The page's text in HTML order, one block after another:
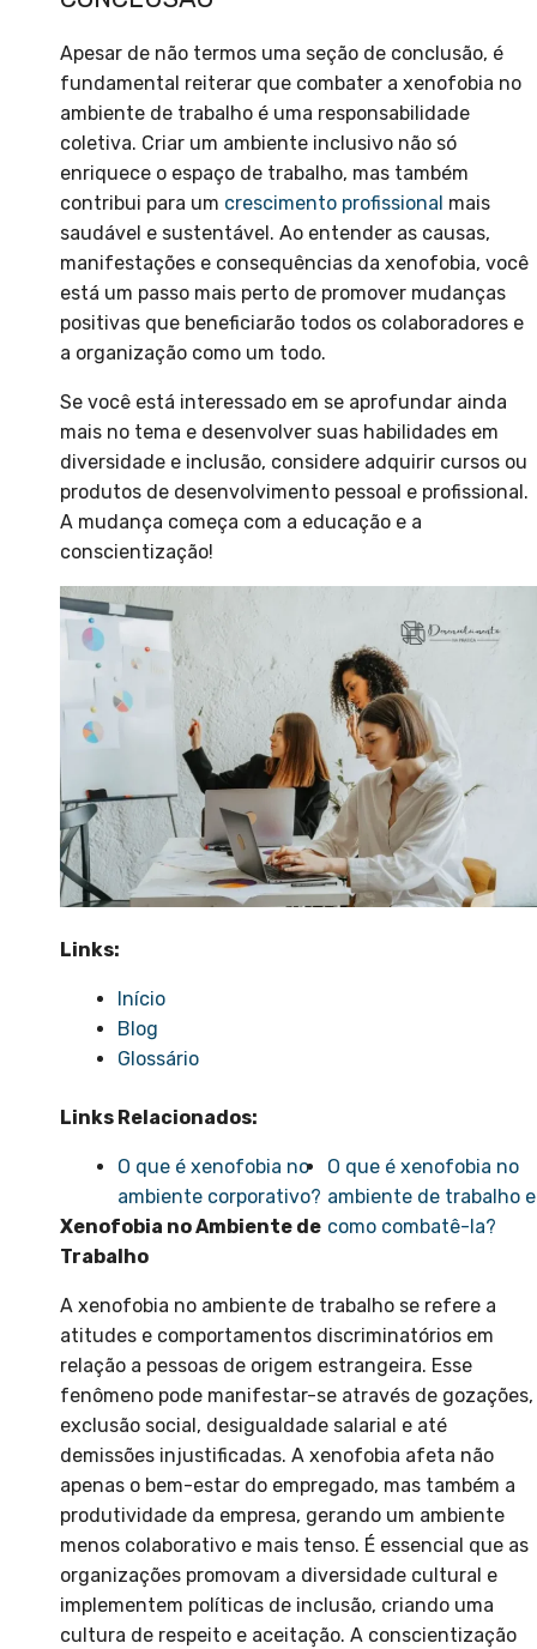
Apesar de não termos uma seção de conclusão, é
fundamental reiterar que combater a xenofobia no
ambiente de trabalho é uma responsabilidade
coletiva. Criar um ambiente inclusivo não só
enriquece o espaço de trabalho, mas também
contribui para um crescimento profissional mais
saudável e sustentável. Ao entender as causas,
manifestações e consequências da xenofobia, você
está um passo mais perto de promover mudanças
positivas que beneficiarão todos os colaboradores e
a organização como um todo.
Se você está interessado em se aprofundar ainda
mais no tema e desenvolver suas habilidades em
diversidade e inclusão, considere adquirir cursos ou
produtos de desenvolvimento pessoal e profissional.
A mudança começa com a educação e a
conscientização!
Links:
Início
Blog
Glossário
Links Relacionados:
O que é xenofobia no
ambiente corporativo?
O que é xenofobia no
ambiente de trabalho e
como combatê-la?
Xenofobia no Ambiente de
Trabalho
A xenofobia no ambiente de trabalho se refere a
atitudes e comportamentos discriminatórios em
relação a pessoas de origem estrangeira. Esse
fenômeno pode manifestar-se através de gozações,
exclusão social, desigualdade salarial e até
demissões injustificadas. A xenofobia afeta não
apenas o bem-estar do empregado, mas também a
produtividade da empresa, gerando um ambiente
menos colaborativo e mais tenso. É essencial que as
organizações promovam a diversidade cultural e
implementem políticas de inclusão, criando uma
cultura de respeito e aceitação. A conscientização